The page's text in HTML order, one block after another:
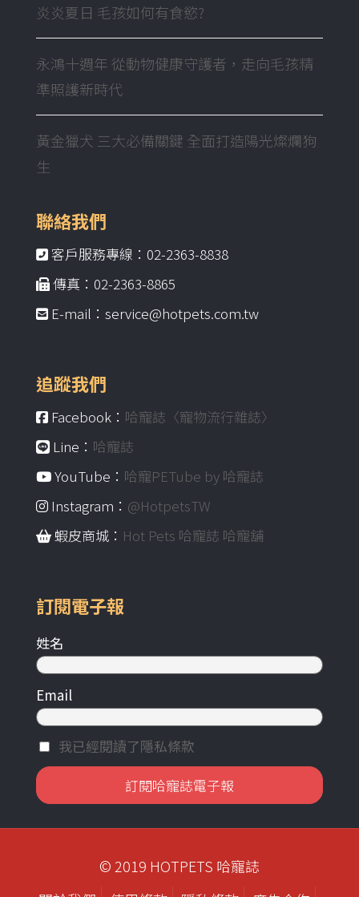
炎炎夏日 毛孩如何有食慾?
永鴻十週年 從動物健康守護者，走向毛孩精
準照護新時代
黃金獵犬 三大必備關鍵 全面打造陽光燦爛狗
生
聯絡我們
客戶服務專線：02-2363-8838
傳真：02-2363-8865
E-mail：service@hotpets.com.tw
追蹤我們
Facebook： 哈寵誌〈寵物流行雜誌〉
Line： 哈寵誌
YouTube： 哈寵PETube by 哈寵誌
Instagram： @HotpetsTW
蝦皮商城： Hot Pets 哈寵誌 哈寵舖
訂閱電子報
姓名
Email
我已經閱讀了隱私條款
© 2019 HOTPETS 哈寵誌